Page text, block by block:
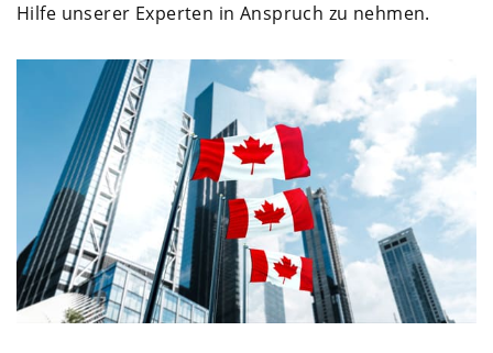
Hilfe unserer Experten in Anspruch zu nehmen.